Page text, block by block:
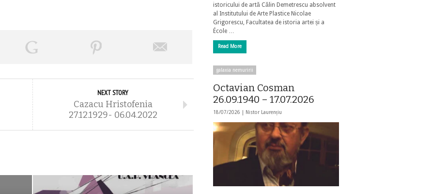
NEXT STORY
Cazacu Hristofenia
27.12.1929- 06.04.2022
istoricului de artă Călin Demetrescu absolvent
al Institutului de Arte Plastice Nicolae
Grigorescu, Facultatea de istoria artei și a
École …
Read More
galaxia nemuririi
Octavian Cosman
26.09.1940 – 17.07.2026
18/07/2026 | Nistor Laurențiu